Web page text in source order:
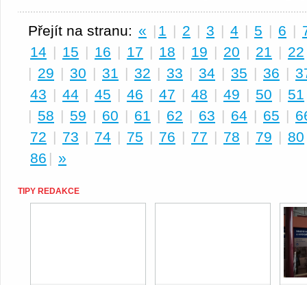
Přejít na stranu: « | 1 | 2 | 3 | 4 | 5 | 6 |
14 | 15 | 16 | 17 | 18 | 19 | 20 | 21 | 22
| 29 | 30 | 31 | 32 | 33 | 34 | 35 | 36 |
43 | 44 | 45 | 46 | 47 | 48 | 49 | 50 | 51
| 58 | 59 | 60 | 61 | 62 | 63 | 64 | 65 |
72 | 73 | 74 | 75 | 76 | 77 | 78 | 79 | 80
86 | »
TIPY REDAKCE